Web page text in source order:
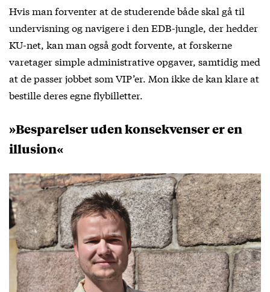
Hvis man forventer at de studerende både skal gå til
undervisning og navigere i den EDB-jungle, der hedder
KU-net, kan man også godt forvente, at forskerne
varetager simple administrative opgaver, samtidig med
at de passer jobbet som VIP’er. Mon ikke de kan klare at
bestille deres egne flybilletter.
»Besparelser uden konsekvenser er en
illusion«